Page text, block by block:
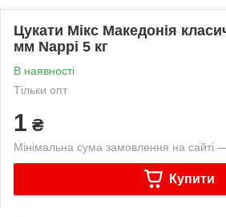
Цукати Мікс Македонія
мм Nappi 5 кг
В наявності
Тільки опт
1 ₴
Мінімальна сума замовлення на сайті
Купити